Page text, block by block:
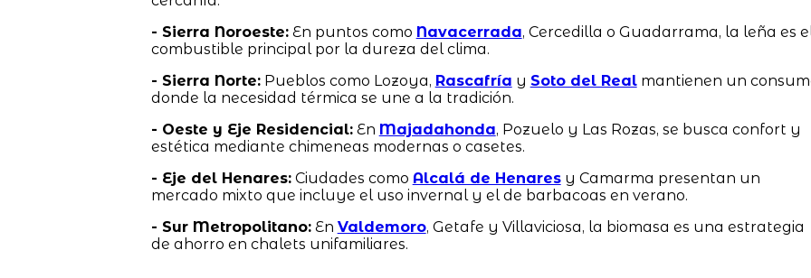
- Sierra Noroeste:En puntos como Navacerrada, Cercedilla o Guadarrama, la leña es
combustible principal por la dureza del clima.
- Sierra Norte:Pueblos como Lozoya, Rascafría y Soto del Realmantienen un
donde la necesidad térmica se une a la tradición.
- Oeste y Eje Residencial:En Majadahonda, Pozuelo y Las Rozas, se busca confort y
estética mediante chimeneas modernas o casetes.
- Eje del Henares:Ciudades como Alcalá de Henaresy Camarma presentan un
mercado mixto que incluye el uso invernal y el de barbacoas en verano.
- Sur Metropolitano:En Valdemoro, Getafe y Villaviciosa, la biomasa es una estrategia
de ahorro en chalets unifamiliares.